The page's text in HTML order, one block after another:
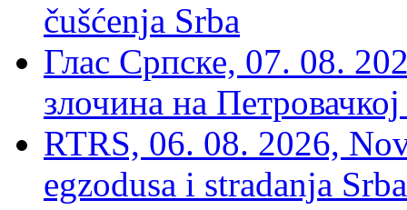
čušćenja Srba
Глас Српске, 07. 08.
злочина на
RTRS, 06. 08. 2026,
egzodusa i stradanja